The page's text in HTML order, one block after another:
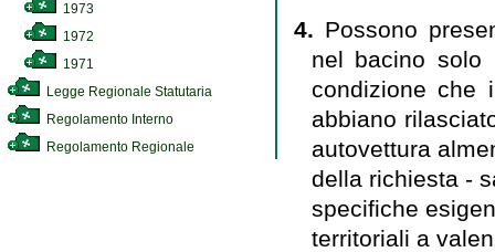
1973
1972
1971
Legge Regionale Statutaria
Regolamento Interno
Regolamento Regionale
4. Possono
nel bacino solo
condizione che
abbiano
autovettura
della richiesta -
specifiche
territoriali a